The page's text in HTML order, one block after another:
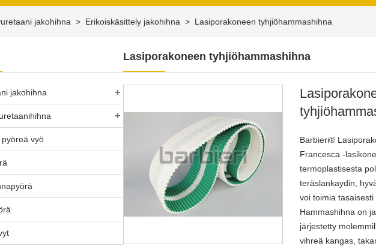
jakohihna > Erikoiskäsittely jakohihna > Lasiporakoneen tyhjiöhammashihna
Lasiporakoneen tyhjiöhammashihna
Barbieri®
Francesca -
termoplastisesta
teräslankaydin,
voi toimia tasaisesti
Hammashihna on
järjestetty
vihreä kangas,
+
jakohihna
+
vyö